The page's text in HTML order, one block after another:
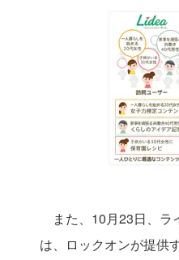
また、10月23日、ラ
は、ロックオンが提供